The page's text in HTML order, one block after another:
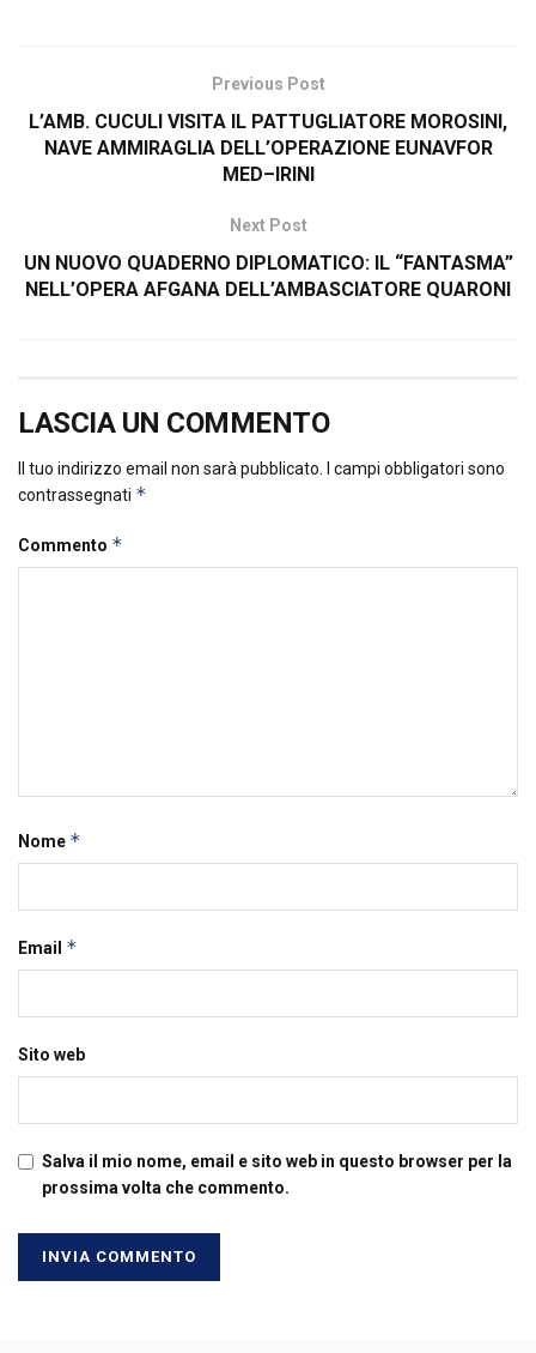
Previous Post
L’AMB. CUCULI VISITA IL PATTUGLIATORE MOROSINI,
NAVE AMMIRAGLIA DELL’OPERAZIONE EUNAVFOR
MED–IRINI
Next Post
UN NUOVO QUADERNO DIPLOMATICO: IL “FANTASMA”
NELL’OPERA AFGANA DELL’AMBASCIATORE QUARONI
LASCIA UN COMMENTO
Il tuo indirizzo email non sarà pubblicato.
I campi obbligatori sono
contrassegnati *
Commento *
Nome *
Email *
Sito web
Salva il mio nome, email e sito web in questo browser per la
prossima volta che commento.